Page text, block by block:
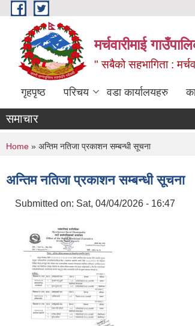
Skip to main content
मर्चवारीमाई
" सबैको सहभागिता :
गृहपृष्ठ परिचय वडा कार्यालयहरु
समाचार
You are here
Home » अन्तिम नतिजा प्रकाशन सम्बन्धी सूचना
अन्तिम नतिजा प्रकाशन सम्बन्धी सूचना
Submitted on: Sat, 04/04/2026 - 16:47